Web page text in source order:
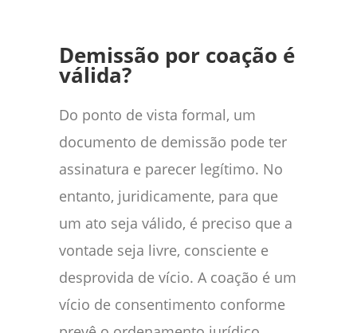
Demissão por coação é
válida?
Do ponto de vista formal, um
documento de demissão pode ter
assinatura e parecer legítimo. No
entanto, juridicamente, para que
um ato seja válido, é preciso que a
vontade seja livre, consciente e
desprovida de vício. A coação é um
vício de consentimento conforme